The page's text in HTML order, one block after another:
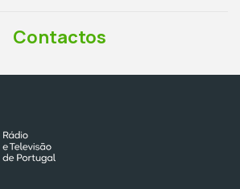
Contactos